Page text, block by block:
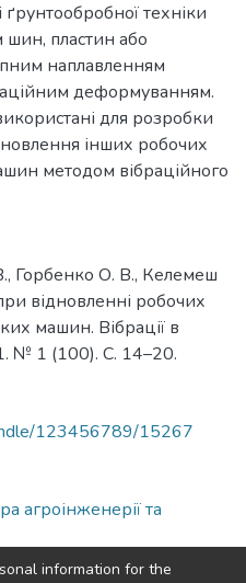
ґрунтообробної техніки
пластин або
наплавленням
деформуванням.
для розробки
інших робочих
методом вібраційного
Горбенко О. В., Келемеш
відновленні робочих
машин. Вібрації в
№ 1 (100). С. 14–20.
123456789/15267
агроінженерії та
information for the